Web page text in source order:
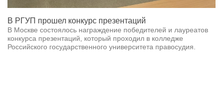
В РГУП прошел конкурс презентаций
В Москве состоялось награждение победителей и лауреатов
конкурса презентаций, который проходил в колледже
Российского государственного университета правосудия.